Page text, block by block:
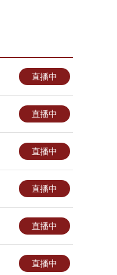
直播中
直播中
直播中
直播中
直播中
直播中